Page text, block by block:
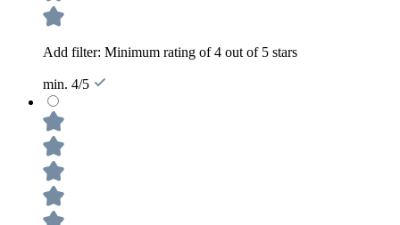
Add filter: Minimum rating of 4 out of 5 stars
min. 4/5